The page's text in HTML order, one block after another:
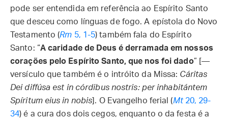
pode ser entendida em referência ao Espírito Santo
que desceu como línguas de fogo. A epístola do Novo
Testamento (Rm 5, 1-5) também fala do Espírito
Santo: “A caridade de Deus é derramada em nossos
corações pelo Espírito Santo, que nos foi dado” [—
versículo que também é o intróito da Missa: Cáritas
Dei diffúsa est in córdibus nostris: per inhabitántem
Spíritum eius in nobis]. O Evangelho ferial (Mt20, 29-
34) é a cura dos dois cegos, enquanto o da festa é a